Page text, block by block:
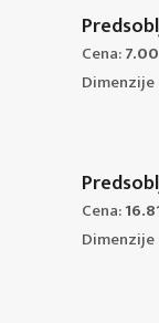
Cena:
Dimenzije
Cena:
Dimenzije